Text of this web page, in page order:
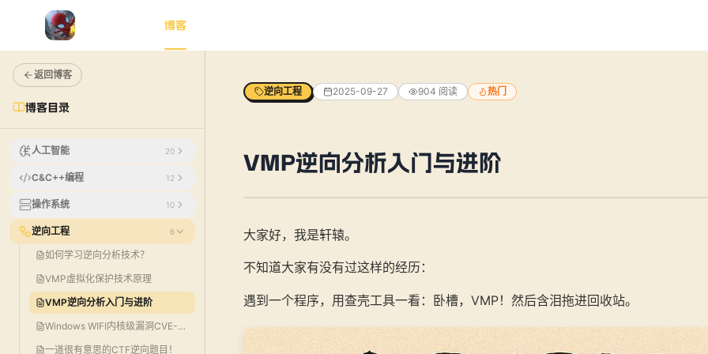
博客
返回博客
博客目录
人工智能 20
C&C++编程 12
操作系统 10
逆向工程 6
如何学习逆向分析技术？
VMP虚拟化保护技术原理
VMP逆向分析入门与进阶
Windows WIFI内核级漏洞CVE-2024-30078
一道很有意思的CTF逆向题目！
逆向工程 2025-09-27 904 阅读 热门
VMP逆向分析入门与进阶
大家好，我是轩辕。
不知道大家有没有过这样的经历：
遇到一个程序，用查壳工具一看：卧槽，VMP！然后含泪拖进回收站。